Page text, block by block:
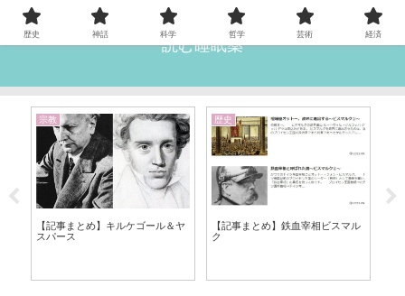
読む睡眠薬
宗教
【記事まとめ】キルケゴール＆ヤ
スパース
歴史
【記事まとめ】鉄血宰相ビスマル
ク
歴史 神話 科学 哲学 芸術 経済